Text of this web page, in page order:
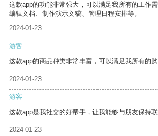
这款app的功能非常强大，可以满足我所有的工作
编辑文档、制作演示文稿、管理日程安排等。
2024-01-23
游客
这款app的商品种类非常丰富，可以满足我所有的购
2024-01-23
游客
这款app是我社交的好帮手，让我能够与朋友保持联
2024-01-23